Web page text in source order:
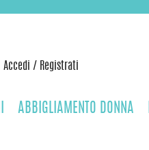
Accedi / Registrati
ABBIGLIAMENTO DONNA